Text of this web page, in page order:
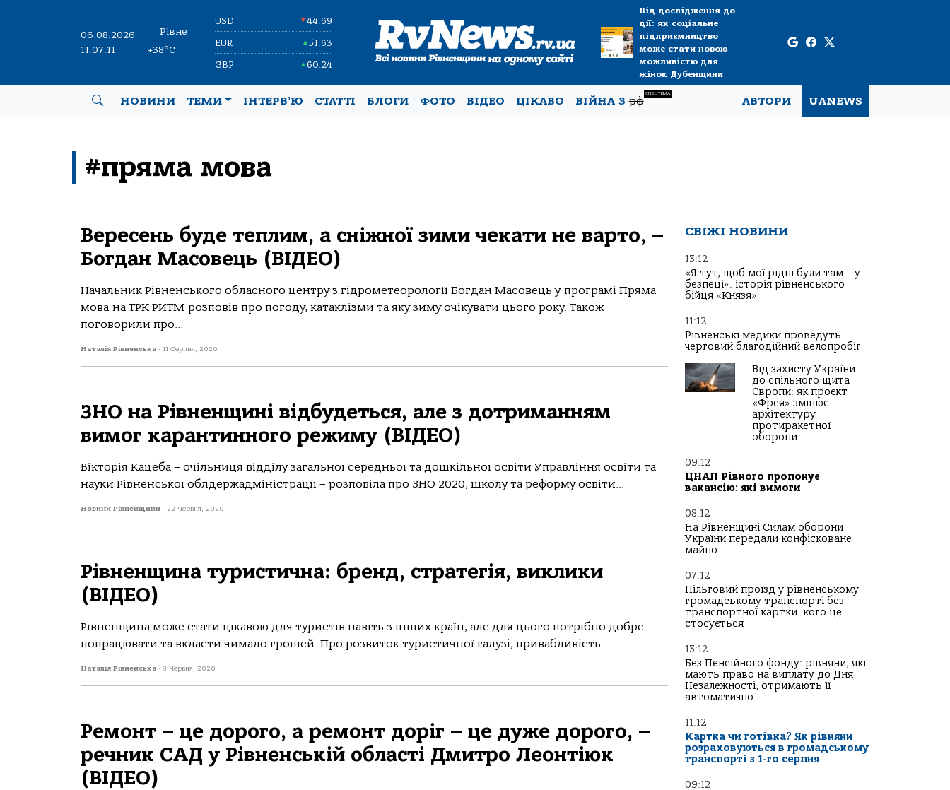
06.08.2026
11:07:11
Рівне
+38°C
USD ▼44.69
EUR ▲51.63
GBP ▲60.24
Від дослідження до
дії: як соціальне
підприємництво
може стати новою
можливістю для
жінок Дубенщини
НОВИНИ ТЕМИ ІНТЕРВ’Ю СТАТТІ БЛОГИ ФОТО ВІДЕО ЦІКАВО ВІЙНА Зрф
СПЕЦТЕМА
АВТОРИ UANEWS
#пряма мова
Вересень буде теплим, а сніжної зими чекати не варто, –
Богдан Масовець (ВІДЕО)
Начальник Рівненського обласного центру з гідрометеорології Богдан Масовець у програмі Пряма
мова на ТРК РИТМ розповів про погоду, катаклізми та яку зиму очікувати цього року. Також
поговорили про...
Наталія Рівненська - 11 Серпня, 2020
ЗНО на Рівненщині відбудеться, але з дотриманням
вимог карантинного режиму (ВІДЕО)
Вікторія Кацеба – очільниця відділу загальної середньої та дошкільної освіти Управління освіти та
науки Рівненської облдержадміністрації – розповіла про ЗНО 2020, школу та реформу освіти...
Новини Рівненщини - 22 Червня, 2020
Рівненщина туристична: бренд, стратегія, виклики
(ВІДЕО)
Рівненщина може стати цікавою для туристів навіть з інших країн, але для цього потрібно добре
попрацювати та вкласти чимало грошей. Про розвиток туристичної галузі, привабливість...
Наталія Рівненська - 8 Червня, 2020
Ремонт – це дорого, а ремонт доріг – це дуже дорого, –
речник САД у Рівненській області Дмитро Леонтіюк
(ВІДЕО)
СВІЖІ НОВИНИ
13:12
«Я тут, щоб мої рідні були там – у
безпеці»: історія рівненського
бійця «Князя»
11:12
Рівненські медики проведуть
черговий благодійний велопробіг
Від захисту України
до спільного щита
Європи: як проєкт
«Фрея» змінює
архітектуру
протиракетної
оборони
09:12
ЦНАП Рівного пропонує
вакансію: які вимоги
08:12
На Рівненщині Силам оборони
України передали конфісковане
майно
07:12
Пільговий проїзд у рівненському
громадському транспорті без
транспортної картки: кого це
стосується
13:12
Без Пенсійного фонду: рівняни, які
мають право на виплату до Дня
Незалежності, отримають її
автоматично
11:12
Картка чи готівка? Як рівняни
розраховуються в громадському
транспорті з 1-го серпня
09:12